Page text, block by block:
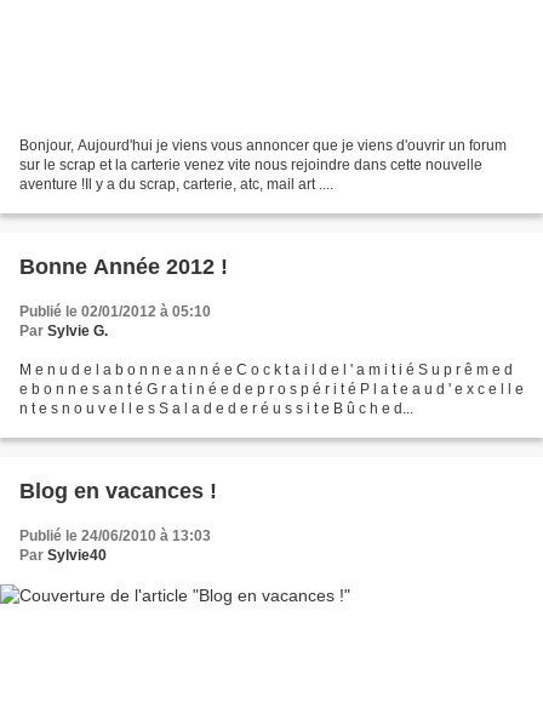
Bonjour, Aujourd'hui je viens vous annoncer que je viens d'ouvrir un forum
sur le scrap et la carterie venez vite nous rejoindre dans cette nouvelle
aventure !Il y a du scrap, carterie, atc, mail art ....
Bonne Année 2012 !
Publié le 02/01/2012 à 05:10
Par Sylvie G.
M e n u d e l a b o n n e a n n é e C o c k t a i l d e l ' a m i t i é S u p r ê m e d
e b o n n e s a n t é G r a t i n é e d e p r o s p é r i t é P l a t e a u d ' e x c e l l e
n t e s n o u v e l l e s S a l a d e d e r é u s s i t e B û c h e d...
Blog en vacances !
Publié le 24/06/2010 à 13:03
Par Sylvie40